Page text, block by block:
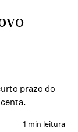
prazo do
1 min leitura